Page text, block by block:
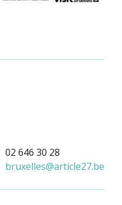
02 646 30 28
bruxelles@article27.be